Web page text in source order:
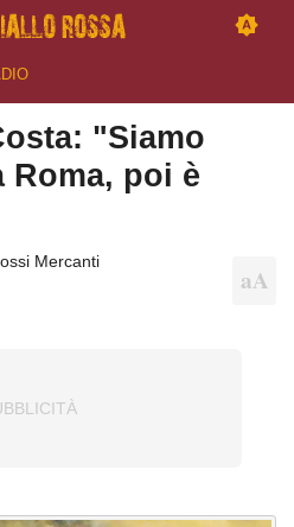
"Siamo
poi è
Mercanti